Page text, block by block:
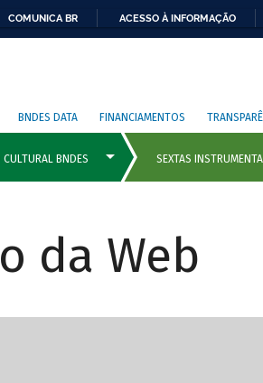
COMUNICA BR ACESSO À INFORMAÇÃO
BNDES DATA FINANCIAMENTOS
da Web